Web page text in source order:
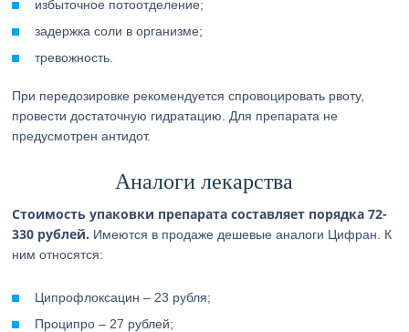
избыточное потоотделение;
задержка соли в организме;
тревожность.
При передозировке рекомендуется спровоцировать рвоту,
провести достаточную гидратацию. Для препарата не
предусмотрен антидот.
Аналоги лекарства
Стоимость упаковки препарата составляет порядка 72-
330 рублей. Имеются в продаже дешевые аналоги Цифран. К
ним относятся:
Ципрофлоксацин – 23 рубля;
Проципро – 27 рублей;